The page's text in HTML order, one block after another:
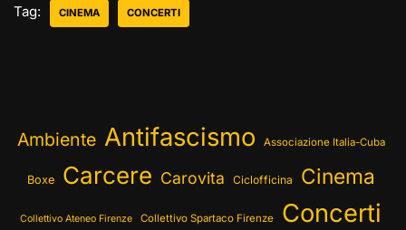
Tag: CINEMA CONCERTI
Ambiente Antifascismo Associazione Italia-Cuba
Boxe Carcere Carovita Ciclofficina Cinema
Collettivo Ateneo Firenze Collettivo Spartaco Firenze Concerti